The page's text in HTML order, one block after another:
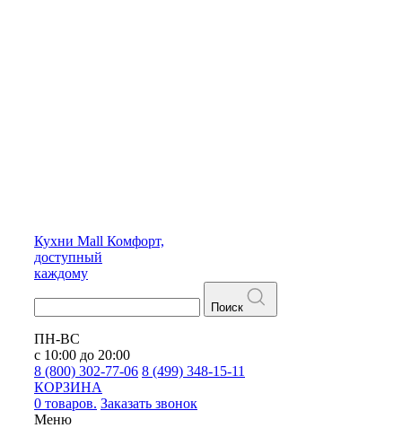
Кухни Mall Комфорт,
доступный
каждому
Поиск
ПН-ВС
с 10:00 до 20:00
8 (800) 302-77-06 8 (499) 348-15-11
КОРЗИНА
0 товаров. Заказать звонок
Меню